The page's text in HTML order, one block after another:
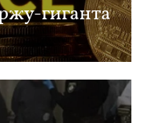
гиганта